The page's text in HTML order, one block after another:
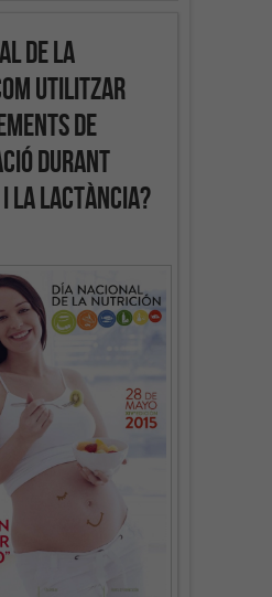
de la
utilitzar
de
durant
i la lactància?